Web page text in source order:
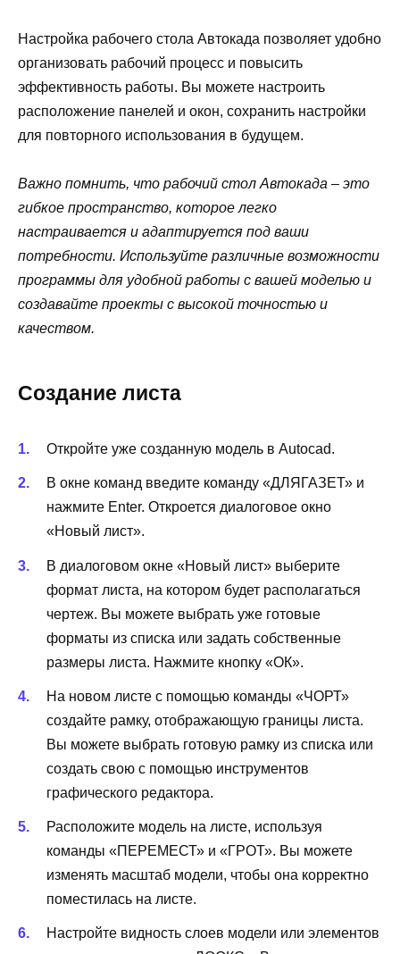
Настройка рабочего стола Автокада позволяет удобно
организовать рабочий процесс и повысить
эффективность работы. Вы можете настроить
расположение панелей и окон, сохранить настройки
для повторного использования в будущем.
Важно помнить, что рабочий стол Автокада – это
гибкое пространство, которое легко
настраивается и адаптируется под ваши
потребности. Используйте различные возможности
программы для удобной работы с вашей моделью и
создавайте проекты с высокой точностью и
качеством.
Создание листа
Откройте уже созданную модель в Autocad.
В окне команд введите команду «ДЛЯГАЗЕТ» и
нажмите Enter. Откроется диалоговое окно
«Новый лист».
В диалоговом окне «Новый лист» выберите
формат листа, на котором будет располагаться
чертеж. Вы можете выбрать уже готовые
форматы из списка или задать собственные
размеры листа. Нажмите кнопку «ОК».
На новом листе с помощью команды «ЧОРТ»
создайте рамку, отображающую границы листа.
Вы можете выбрать готовую рамку из списка или
создать свою с помощью инструментов
графического редактора.
Расположите модель на листе, используя
команды «ПЕРЕМЕСТ» и «ГРОТ». Вы можете
изменять масштаб модели, чтобы она корректно
поместилась на листе.
Настройте видность слоев модели или элементов